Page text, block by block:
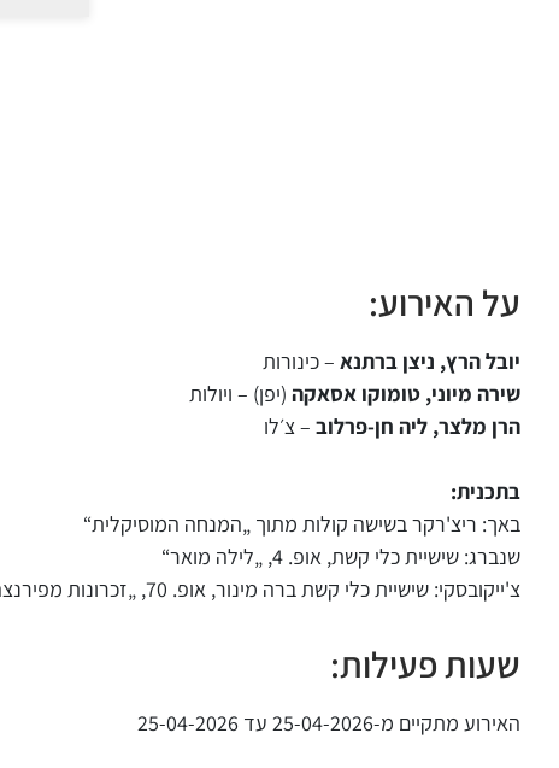
על האירוע:
יובל הרץ, ניצן ברתנא – כינורות
שירה מיוני, טומוקו אסאקה (יפן) – ויולות
הרן מלצר, ליה חן-פרלוב – צ׳לו
בתכנית:
באך: ריצ'רקר בשישה קולות מתוך „המנחה המוסיקלית“
שנברג: שישיית כלי קשת, אופ. 4, „לילה מואר“
צ'ייקובסקי: שישיית כלי קשת ברה מינור, אופ. 70, „זכרונות מפירנצה“
שעות פעילות:
האירוע מתקיים מ-25-04-2026 עד 25-04-2026